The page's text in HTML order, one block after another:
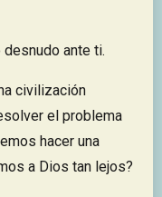
ante ti.
civilización
el problema
hacer una
a Dios tan lejos?